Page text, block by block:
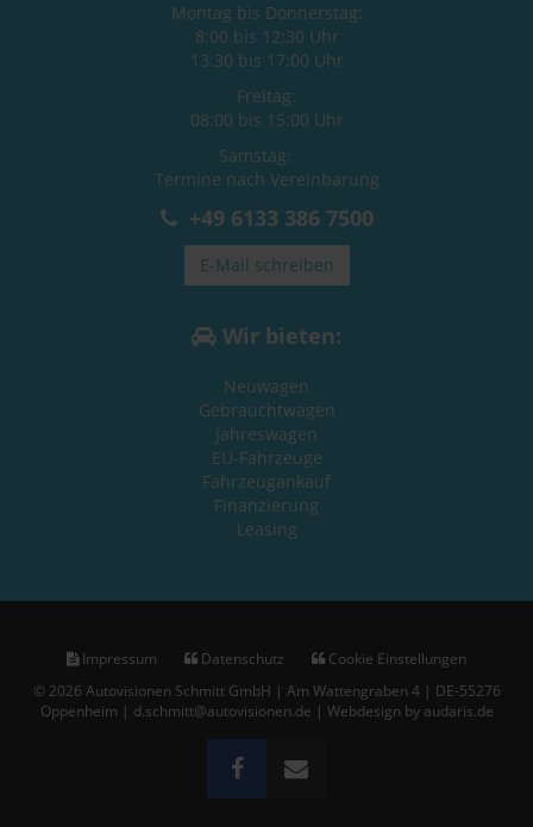
Montag bis Donnerstag:
8:00 bis 12:30 Uhr
13:30 bis 17:00 Uhr
Freitag:
08:00 bis 15:00 Uhr
Samstag:
Termine nach Vereinbarung
+49 6133 386 7500
E-Mail schreiben
Wir bieten:
Neuwagen
Gebrauchtwagen
Jahreswagen
EU-Fahrzeuge
Fahrzeugankauf
Finanzierung
Leasing
Impressum Datenschutz
Cookie Einstellungen
© 2026 Autovisionen Schmitt GmbH | Am Wattengraben 4 | DE-55276
Oppenheim | d.schmitt@autovisionen.de | Webdesign by audaris.de